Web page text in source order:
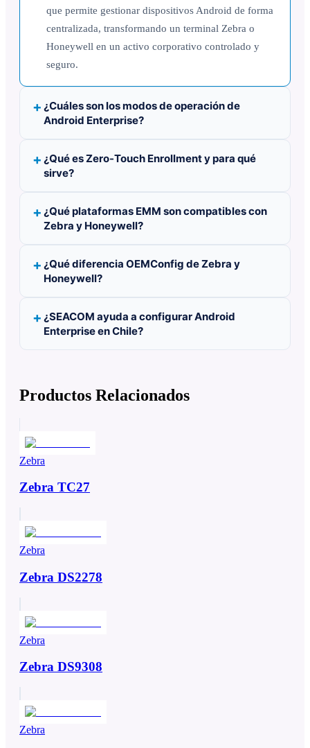
que permite gestionar dispositivos Android de forma
centralizada, transformando un terminal Zebra o
Honeywell en un activo corporativo controlado y
seguro.
¿Cuáles son los modos de operación de
Android Enterprise?
¿Qué es Zero-Touch Enrollment y para qué
sirve?
¿Qué plataformas EMM son compatibles con
Zebra y Honeywell?
¿Qué diferencia OEMConfig de Zebra y
Honeywell?
¿SEACOM ayuda a configurar Android
Enterprise en Chile?
Productos Relacionados
Zebra
Zebra TC27
Zebra
Zebra DS2278
Zebra
Zebra DS9308
Zebra